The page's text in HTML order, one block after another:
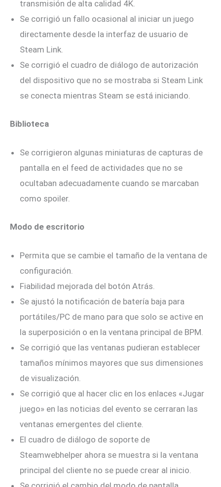
transmisión de alta calidad 4K.
Se corrigió un fallo ocasional al iniciar un juego
directamente desde la interfaz de usuario de
Steam Link.
Se corrigió el cuadro de diálogo de autorización
del dispositivo que no se mostraba si Steam Link
se conecta mientras Steam se está iniciando.
Biblioteca
Se corrigieron algunas miniaturas de capturas de
pantalla en el feed de actividades que no se
ocultaban adecuadamente cuando se marcaban
como spoiler.
Modo de escritorio
Permita que se cambie el tamaño de la ventana de
configuración.
Fiabilidad mejorada del botón Atrás.
Se ajustó la notificación de batería baja para
portátiles/PC de mano para que solo se active en
la superposición o en la ventana principal de BPM.
Se corrigió que las ventanas pudieran establecer
tamaños mínimos mayores que sus dimensiones
de visualización.
Se corrigió que al hacer clic en los enlaces «Jugar
juego» en las noticias del evento se cerraran las
ventanas emergentes del cliente.
El cuadro de diálogo de soporte de
Steamwebhelper ahora se muestra si la ventana
principal del cliente no se puede crear al inicio.